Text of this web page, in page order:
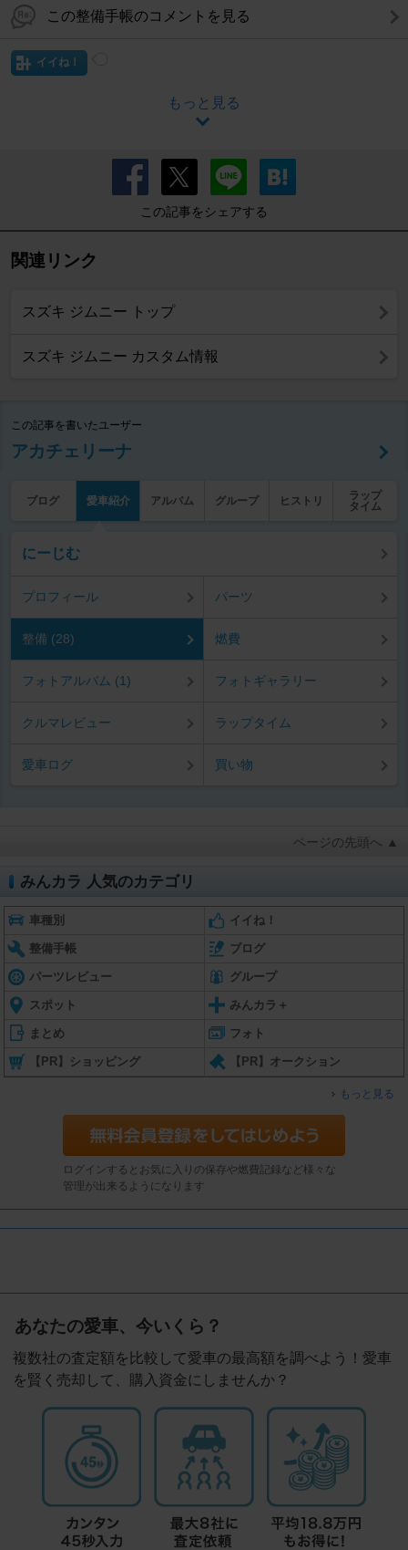
この整備手帳のコメントを見る
イイね！
もっと見る
この記事をシェアする
関連リンク
スズキ ジムニー トップ
スズキ ジムニー カスタム情報
この記事を書いたユーザー
アカチェリーナ
ブログ 愛車紹介 アルバム グループ ヒストリ
ラップ
タイム
にーじむ
プロフィール パーツ
整備 (28) 燃費
フォトアルバム (1) フォトギャラリー
クルマレビュー ラップタイム
愛車ログ 買い物
ページの先頭へ ▲
みんカラ 人気のカテゴリ
車種別 イイね！
整備手帳 ブログ
パーツレビュー グループ
スポット みんカラ＋
まとめ フォト
【PR】ショッピング 【PR】オークション
もっと見る
ログインするとお気に入りの保存や燃費記録など様々な
管理が出来るようになります
あなたの愛車、今いくら？
複数社の査定額を比較して愛車の最高額を調べよう！愛車
を賢く売却して、購入資金にしませんか？